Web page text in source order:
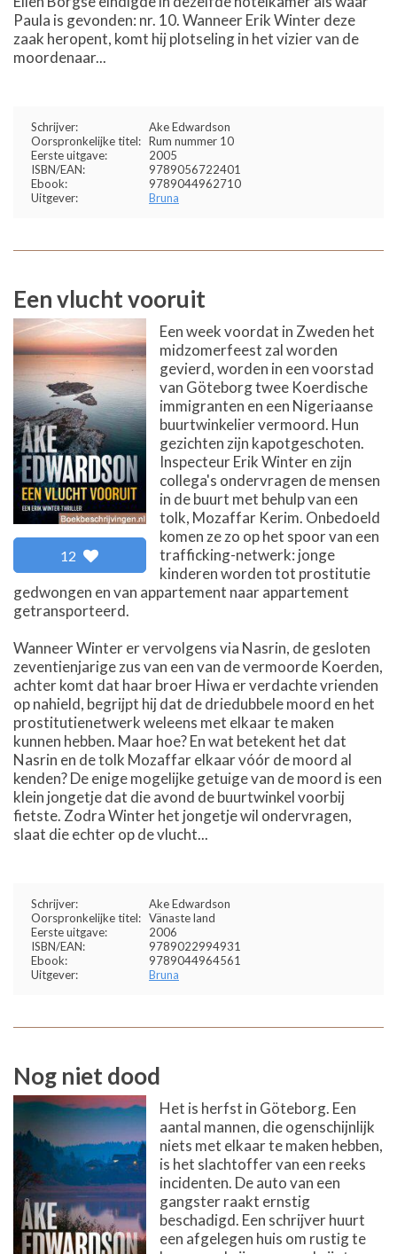
Paula is gevonden: nr. 10. Wanneer Erik Winter deze
zaak heropent, komt hij plotseling in het vizier van de
moordenaar...
Schrijver:
Ake Edwardson
Oorspronkelijke titel: Rum nummer 10
Eerste uitgave:
2005
ISBN/EAN:
9789056722401
Ebook:
9789044962710
Uitgever:
Bruna
Een vlucht vooruit
12
Een week voordat in Zweden het
midzomerfeest zal worden
gevierd, worden in een voorstad
van Göteborg twee Koerdische
immigranten en een Nigeriaanse
buurtwinkelier vermoord. Hun
gezichten zijn kapotgeschoten.
Inspecteur Erik Winter en zijn
collega's ondervragen de mensen
in de buurt met behulp van een
tolk, Mozaffar Kerim. Onbedoeld
komen ze zo op het spoor van een
trafficking-netwerk: jonge
kinderen worden tot prostitutie
gedwongen en van appartement naar appartement
getransporteerd.
Wanneer Winter er vervolgens via Nasrin, de gesloten
zeventienjarige zus van een van de vermoorde Koerden,
achter komt dat haar broer Hiwa er verdachte vrienden
op nahield, begrijpt hij dat de driedubbele moord en het
prostitutienetwerk weleens met elkaar te maken
kunnen hebben. Maar hoe? En wat betekent het dat
Nasrin en de tolk Mozaffar elkaar vóór de moord al
kenden? De enige mogelijke getuige van de moord is een
klein jongetje dat die avond de buurtwinkel voorbij
fietste. Zodra Winter het jongetje wil ondervragen,
slaat die echter op de vlucht...
Schrijver:
Ake Edwardson
Oorspronkelijke titel: Vänaste land
Eerste uitgave:
2006
ISBN/EAN:
9789022994931
Ebook:
9789044964561
Uitgever:
Bruna
Nog niet dood
Het is herfst in Göteborg. Een
aantal mannen, die ogenschijnlijk
niets met elkaar te maken hebben,
is het slachtoffer van een reeks
incidenten. De auto van een
gangster raakt ernstig
beschadigd. Een schrijver huurt
een afgelegen huis om rustig te